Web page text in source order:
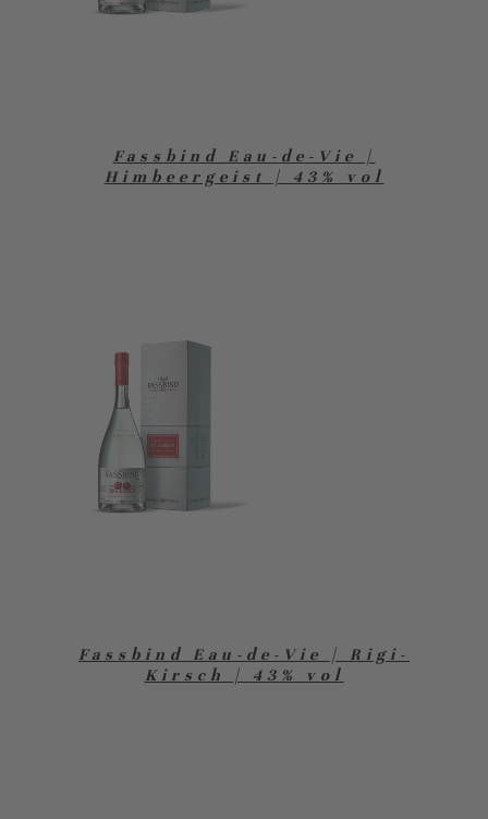
Fassbind Eau-de-Vie |
Himbeergeist | 43% vol
Fassbind Eau-de-Vie | Rigi-
Kirsch | 43% vol